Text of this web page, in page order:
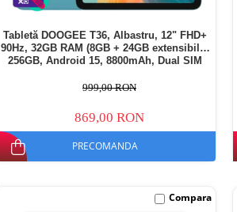
Tabletă DOOGEE T36, Albastru, 12" FHD+
90Hz, 32GB RAM (8GB + 24GB extensibili),
256GB, Android 15, 8800mAh, Dual SIM
999,00 RON
869,00 RON
PRECOMANDA
Compara